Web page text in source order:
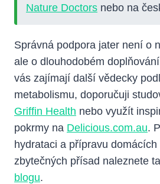
Nature Doctors nebo na
Správná podpora jater není o
ale o dlouhodobém
vás zajímají další vědecky
metabolismu, doporučuji
Griffin Health nebo využít
pokrmy na Delicious.com.au.
hydrataci a přípravu domácích
zbytečných přísad naleznete
blogu.